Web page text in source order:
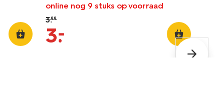
online nog 9 stuks op voorraad
3.99
3.
–